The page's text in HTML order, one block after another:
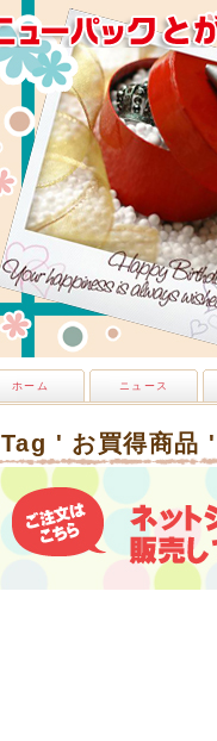
ホーム ニュース
Tag ' お買得商品 '